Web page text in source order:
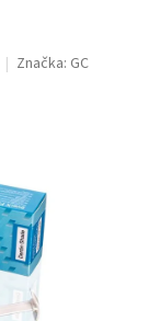
Značka: GC